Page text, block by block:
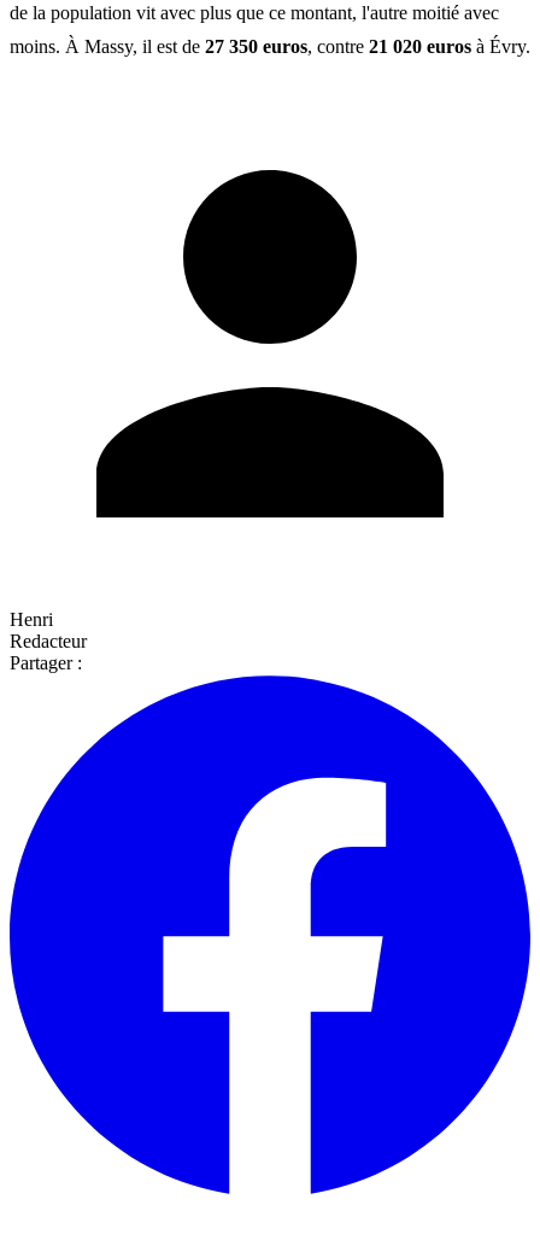
de la population vit avec plus que ce montant, l'autre moitié avec
moins. À Massy, il est de 27 350 euros, contre 21 020 euros à Évry.
Henri
Redacteur
Partager :